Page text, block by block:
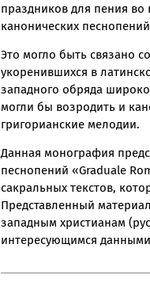
праздников для пения во
канонических
Это могло быть связано
укоренившихся в
западного обряда
могли бы возродить и
григорианские мелодии.
Данная монография
песнопений «Graduale
сакральных текстов,
Представленный
западным христианам
интересующимся